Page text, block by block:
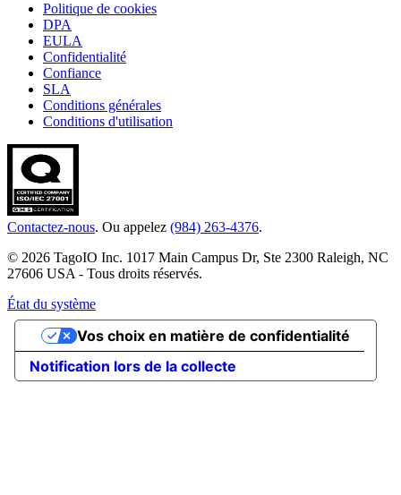
Politique de cookies
DPA
EULA
Confidentialité
Confiance
SLA
Conditions générales
Conditions d'utilisation
Contactez-nous. Ou appelez (984) 263-4376.
© 2026 TagoIO Inc. 1017 Main Campus Dr, Ste 2300 Raleigh, NC
27606 USA - Tous droits réservés.
État du système
Notification lors de la collecte
Vos choix en matière de confidentialité